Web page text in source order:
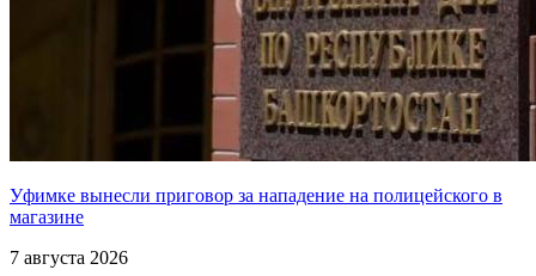
Уфимке вынесли приговор за нападение на полицейского в
магазине
7 августа 2026